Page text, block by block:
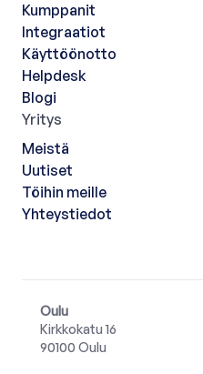
Kumppanit
Integraatiot
Käyttöönotto
Helpdesk
Blogi
Yritys
Meistä
Uutiset
Töihin meille
Yhteystiedot
Oulu
Kirkkokatu 16
90100 Oulu